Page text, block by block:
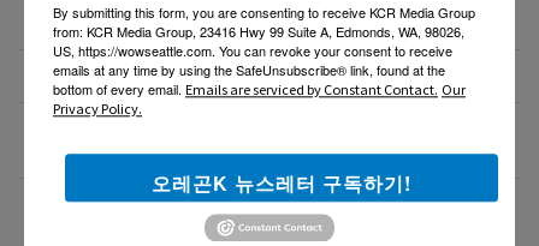
도 있습니다.
Resin rose bjd 인형행사 2일 통역사 구합니다. 07/08/26
Gastropub (Downtown PDX)
[한식타운] 파트타임 서버 모집 – 활기차고 친절한 분
07/03/26
By submitting this form, you are consenting to receive KCR Media Group
from: KCR Media Group, 23416 Hwy 99 Suite A, Edmonds, WA, 98026,
US, https://wowseattle.com. You can revoke your consent to receive
emails at any time by using the SafeUnsubscribe® link, found at the
bottom of every email. Emails are serviced by Constant Contact. Our
Privacy Policy.
오레곤K 뉴스레터 구독하기!